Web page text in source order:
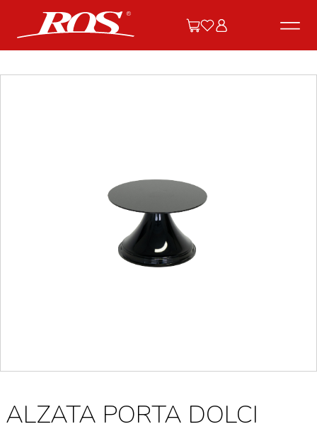
ALZATA PORTA DOLCI